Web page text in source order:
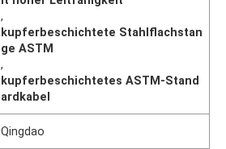
,
kupferbeschichtete Stahlflachstan
ge ASTM
,
kupferbeschichtetes ASTM-Stand
ardkabel
Qingdao